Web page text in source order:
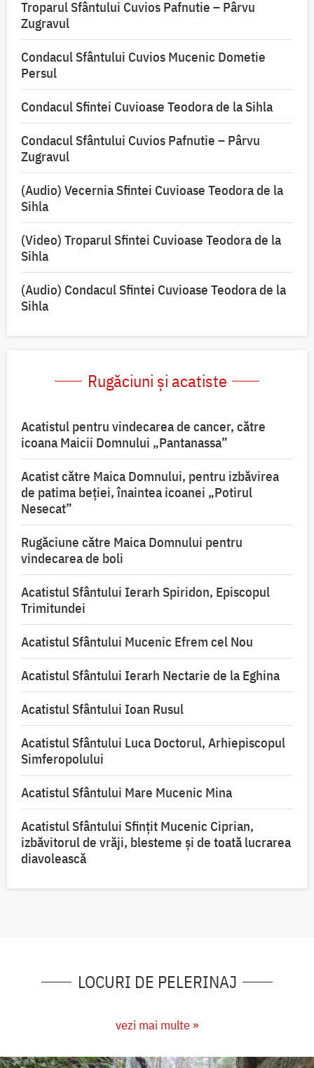
Troparul Sfântului Cuvios Pafnutie – Pârvu
Zugravul
Condacul Sfântului Cuvios Mucenic Dometie
Persul
Condacul Sfintei Cuvioase Teodora de la Sihla
Condacul Sfântului Cuvios Pafnutie – Pârvu
Zugravul
(Audio) Vecernia Sfintei Cuvioase Teodora de la
Sihla
(Video) Troparul Sfintei Cuvioase Teodora de la
Sihla
(Audio) Condacul Sfintei Cuvioase Teodora de la
Sihla
Rugăciuni și acatiste
Acatistul pentru vindecarea de cancer, către
icoana Maicii Domnului „Pantanassa”
Acatist către Maica Domnului, pentru izbăvirea
de patima beției, înaintea icoanei „Potirul
Nesecat”
Rugăciune către Maica Domnului pentru
vindecarea de boli
Acatistul Sfântului Ierarh Spiridon, Episcopul
Trimitundei
Acatistul Sfântului Mucenic Efrem cel Nou
Acatistul Sfântului Ierarh Nectarie de la Eghina
Acatistul Sfântului Ioan Rusul
Acatistul Sfântului Luca Doctorul, Arhiepiscopul
Simferopolului
Acatistul Sfântului Mare Mucenic Mina
Acatistul Sfântului Sfințit Mucenic Ciprian,
izbăvitorul de vrăji, blesteme și de toată lucrarea
diavolească
LOCURI DE PELERINAJ
vezi mai multe »